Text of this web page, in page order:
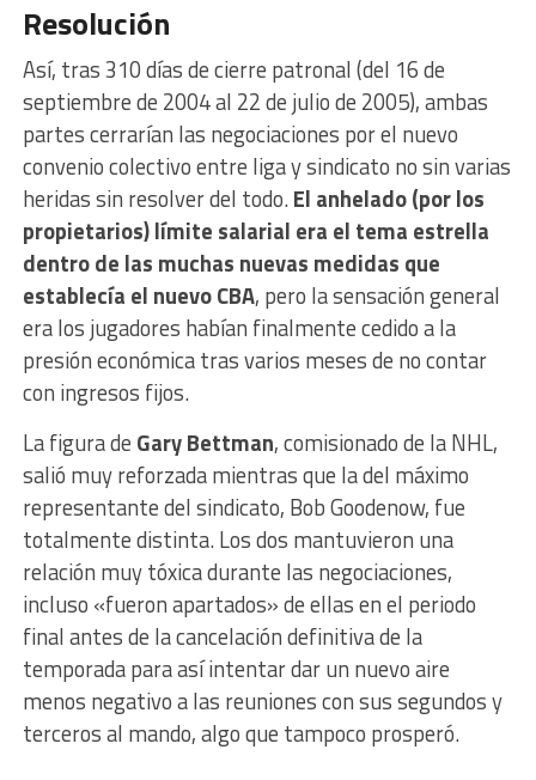
Resolución
Así, tras 310 días de cierre patronal (del 16 de
septiembre de 2004 al 22 de julio de 2005), ambas
partes cerrarían las negociaciones por el nuevo
convenio colectivo entre liga y sindicato no sin varias
heridas sin resolver del todo.El anhelado (por los
propietarios) límite salarial era el tema estrella
dentro de las muchas nuevas medidas que
establecía el nuevo CBA, pero la sensación general
era los jugadores habían finalmente cedido a la
presión económica tras varios meses de no contar
con ingresos fijos.
La figura de Gary Bettman, comisionado de la NHL,
salió muy reforzada mientras que la del máximo
representante del sindicato, Bob Goodenow, fue
totalmente distinta. Los dos mantuvieron una
relación muy tóxica durante las negociaciones,
incluso «fueron apartados» de ellas en el periodo
final antes de la cancelación definitiva de la
temporada para así intentar dar un nuevo aire
menos negativo a las reuniones con sus segundos y
terceros al mando, algo que tampoco prosperó.